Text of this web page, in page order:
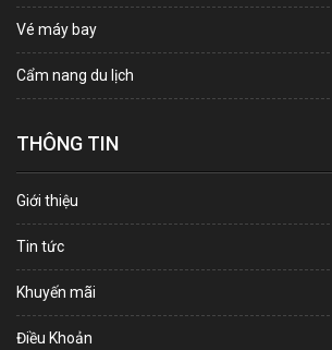
Vé máy bay
Cẩm nang du lịch
THÔNG TIN
Giới thiệu
Tin tức
Khuyến mãi
Điều Khoản